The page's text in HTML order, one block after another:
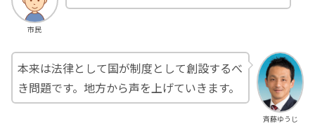
市民
斉藤ゆうじ
本来は法律として国が制度として創設するべ
き問題です。地方から声を上げていきます。